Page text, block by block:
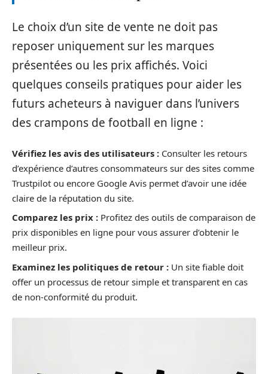
Le choix d’un site de vente ne doit pas
reposer uniquement sur les marques
présentées ou les prix affichés. Voici
quelques conseils pratiques pour aider les
futurs acheteurs à naviguer dans l’univers
des crampons de football en ligne :
Vérifiez les avis des utilisateurs : Consulter les retours
d’expérience d’autres consommateurs sur des sites comme
Trustpilot ou encore Google Avis permet d’avoir une idée
claire de la réputation du site.
Comparez les prix : Profitez des outils de comparaison de
prix disponibles en ligne pour vous assurer d’obtenir le
meilleur prix.
Examinez les politiques de retour : Un site fiable doit
offer un processus de retour simple et transparent en cas
de non-conformité du produit.